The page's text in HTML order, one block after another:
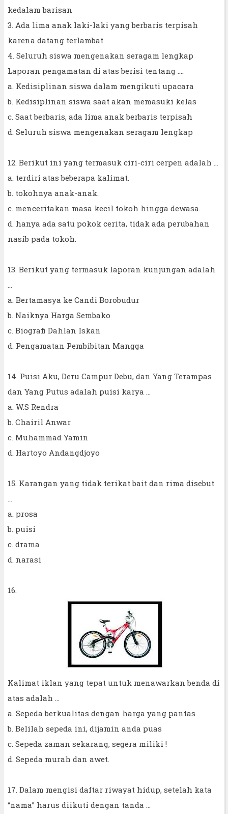
kedalam barisan
3. Ada lima anak laki-laki yang berbaris terpisah
karena datang terlambat
4. Seluruh siswa mengenakan seragam lengkap
Laporan pengamatan di atas berisi tentang ….
a. Kedisiplinan siswa dalam mengikuti upacara
b. Kedisiplinan siswa saat akan memasuki kelas
c. Saat berbaris, ada lima anak berbaris terpisah
d. Seluruh siswa mengenakan seragam lengkap
12. Berikut ini yang termasuk ciri-ciri cerpen adalah ...
a. terdiri atas beberapa kalimat.
b. tokohnya anak-anak.
c. menceritakan masa kecil tokoh hingga dewasa.
d. hanya ada satu pokok cerita, tidak ada perubahan
nasib pada tokoh.
13. Berikut yang termasuk laporan kunjungan adalah
a. Bertamasya ke Candi Borobudur
b. Naiknya Harga Sembako
c. Biografi Dahlan Iskan
d. Pengamatan Pembibitan Mangga
14. Puisi Aku, Deru Campur Debu, dan Yang Terampas
dan Yang Putus adalah puisi karya ...
a. W.S Rendra
b. Chairil Anwar
c. Muhammad Yamin
d. Hartoyo Andangdjoyo
15. Karangan yang tidak terikat bait dan rima disebut
a. prosa
b. puisi
c. drama
d. narasi
16.
Kalimat iklan yang tepat untuk menawarkan benda di
atas adalah ...
a. Sepeda berkualitas dengan harga yang pantas
b. Belilah sepeda ini, dijamin anda puas
c. Sepeda zaman sekarang, segera miliki !
d. Sepeda murah dan awet.
17. Dalam mengisi daftar riwayat hidup, setelah kata
“nama” harus diikuti dengan tanda ...